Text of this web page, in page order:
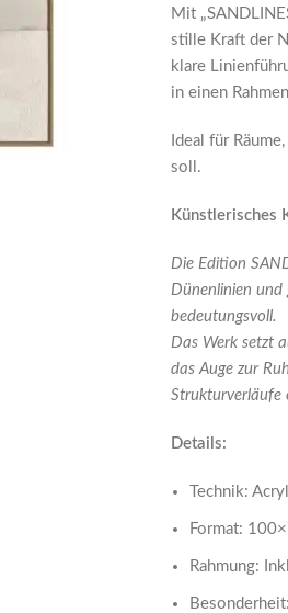
Mit
stille Kraft der
klare
in einen
Ideal für
soll.
Künstlerisches
Die Edition
Dünenlinien und
bedeutungsvoll.
Das Werk setzt
das Auge zur
Strukturverläufe
Details:
Technik:
Format:
Rahmung: